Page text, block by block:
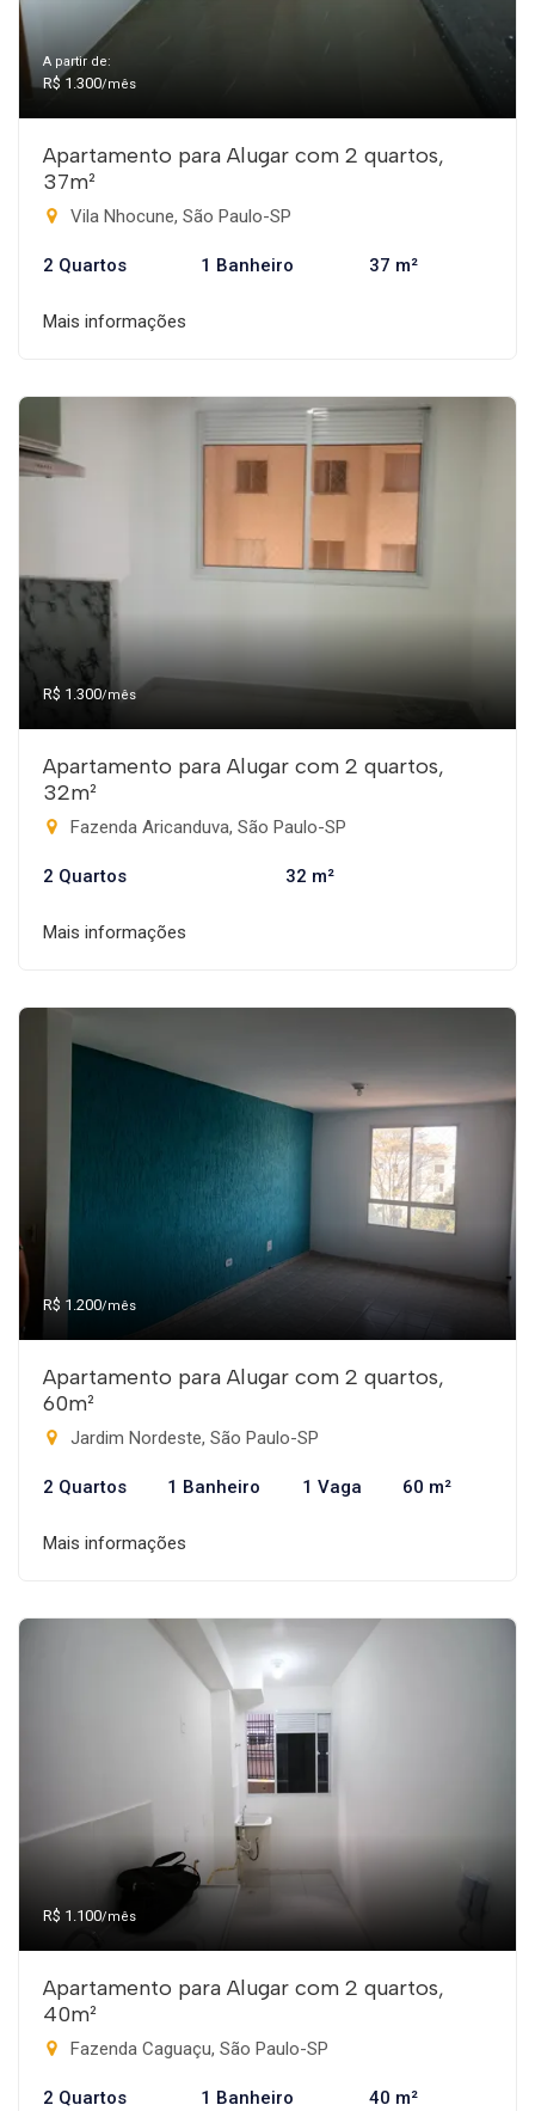
A partir de:
R$ 1.300/mês
Apartamento para Alugar com 2 quartos,
37m²
Vila Nhocune, São Paulo-SP
2 Quartos 1 Banheiro 37 m²
Mais informações
R$ 1.300/mês
Apartamento para Alugar com 2 quartos,
32m²
Fazenda Aricanduva, São Paulo-SP
2 Quartos 32 m²
Mais informações
R$ 1.200/mês
Apartamento para Alugar com 2 quartos,
60m²
Jardim Nordeste, São Paulo-SP
2 Quartos 1 Banheiro 1 Vaga 60 m²
Mais informações
R$ 1.100/mês
Apartamento para Alugar com 2 quartos,
40m²
Fazenda Caguaçu, São Paulo-SP
2 Quartos 1 Banheiro 40 m²